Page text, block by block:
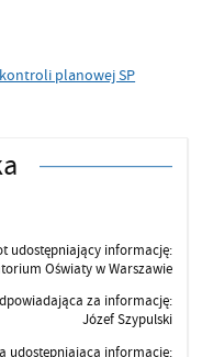
planowej SP
udostępniający informację:
Oświaty w Warszawie
za informację:
Józef Szypulski
udostępniająca informację: